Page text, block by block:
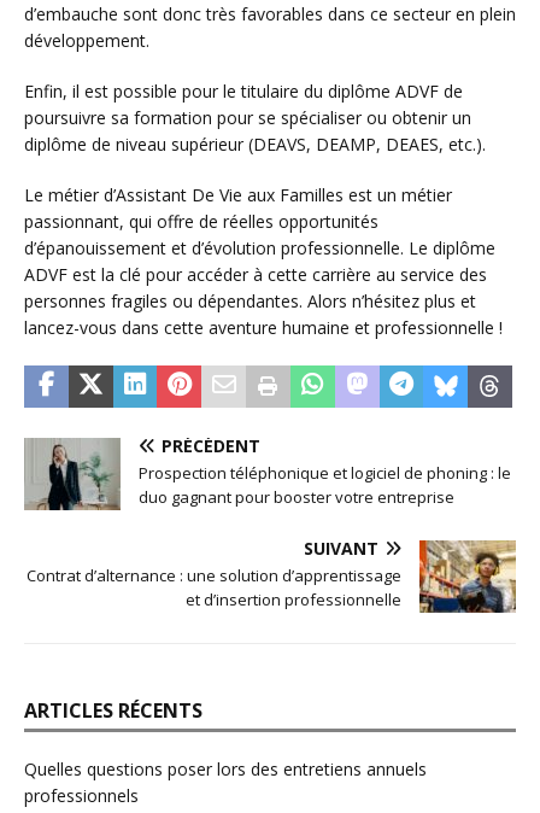
d’embauche sont donc très favorables dans ce secteur en plein
développement.
Enfin, il est possible pour le titulaire du diplôme ADVF de
poursuivre sa formation pour se spécialiser ou obtenir un
diplôme de niveau supérieur (DEAVS, DEAMP, DEAES, etc.).
Le métier d’Assistant De Vie aux Familles est un métier
passionnant, qui offre de réelles opportunités
d’épanouissement et d’évolution professionnelle. Le diplôme
ADVF est la clé pour accéder à cette carrière au service des
personnes fragiles ou dépendantes. Alors n’hésitez plus et
lancez-vous dans cette aventure humaine et professionnelle !
PRÉCÉDENT
Prospection téléphonique et logiciel de phoning : le
duo gagnant pour booster votre entreprise
SUIVANT
Contrat d’alternance : une solution d’apprentissage
et d’insertion professionnelle
ARTICLES RÉCENTS
Quelles questions poser lors des entretiens annuels
professionnels